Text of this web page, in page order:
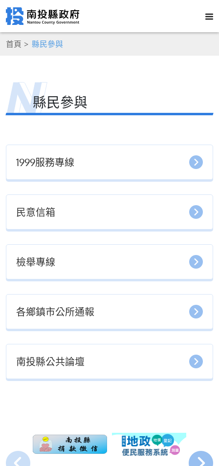
首頁 縣民參與
縣民參與
1999服務專線
民意信箱
檢舉專線
各鄉鎮市公所通報
南投縣公共論壇